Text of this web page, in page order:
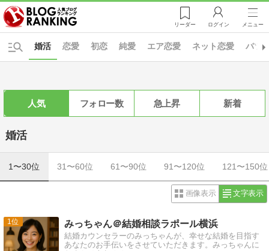
リーダー ログイン メニュー
恋愛 初恋 純愛 エア恋愛 ネット恋愛 バツ
婚活
人気 フォロー数 急上昇 新着
婚活
1〜30位 31〜60位 61〜90位 91〜120位 121〜150位
画像表示 文字表示
1 みっちゃん＠結婚相談ラポール横浜
結婚カウンセラーのみっちゃんが、幸せな結婚を目指す
あなたのお手伝いをさせていただきます。みっちゃんに